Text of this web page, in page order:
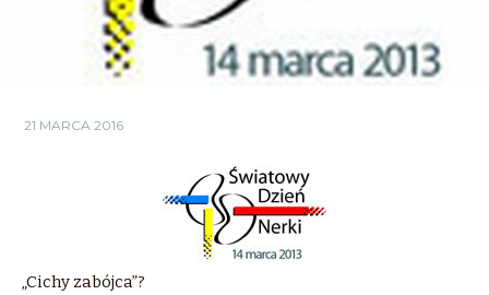
21 MARCA 2016
„Cichy zabójca”?